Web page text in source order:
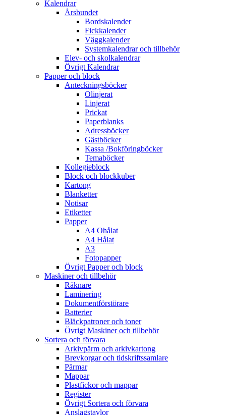
Kalendrar
Årsbundet
Bordskalender
Fickkalender
Väggkalender
Systemkalendrar och tillbehör
Elev- och skolkalendrar
Övrigt Kalendrar
Papper och block
Anteckningsböcker
Olinjerat
Linjerat
Prickat
Paperblanks
Adressböcker
Gästböcker
Kassa /Bokföringböcker
Temaböcker
Kollegieblock
Block och blockkuber
Kartong
Blanketter
Notisar
Etiketter
Papper
A4 Ohålat
A4 Hålat
A3
Fotopapper
Övrigt Papper och block
Maskiner och tillbehör
Räknare
Laminering
Dokumentförstörare
Batterier
Bläckpatroner och toner
Övrigt Maskiner och tillbehör
Sortera och förvara
Arkivpärm och arkivkartong
Brevkorgar och tidskriftssamlare
Pärmar
Mappar
Plastfickor och mappar
Register
Övrigt Sortera och förvara
Anslagstavlor